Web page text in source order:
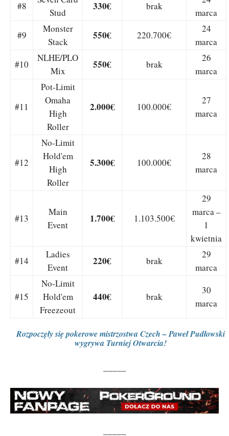
#8
Stud
330€ brak
marca
#9
Monster
Stack
550€ 220.700€
24
marca
#10
NLHE/PLO
Mix
550€ brak
26
marca
#11
Pot-Limit
Omaha
High
Roller
2.000€ 100.000€
27
marca
#12
No-Limit
Hold'em
High
Roller
5.300€ 100.000€
28
marca
#13
Main
Event
1.700€ 1.103.500€
29
marca –
1
kwietnia
#14
Ladies
Event
220€ brak
29
marca
#15
No-Limit
Hold'em
Freezeout
440€ brak
30
marca
Rozpoczęły się pokerowe mistrzostwa Czech – Paweł Pudłowski
wygrywa Turniej Otwarcia!